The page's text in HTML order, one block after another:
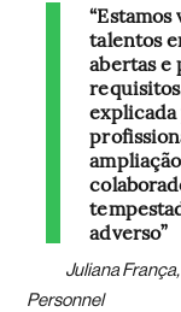
talentos
abertas e
adverso”
Juliana
Personnel